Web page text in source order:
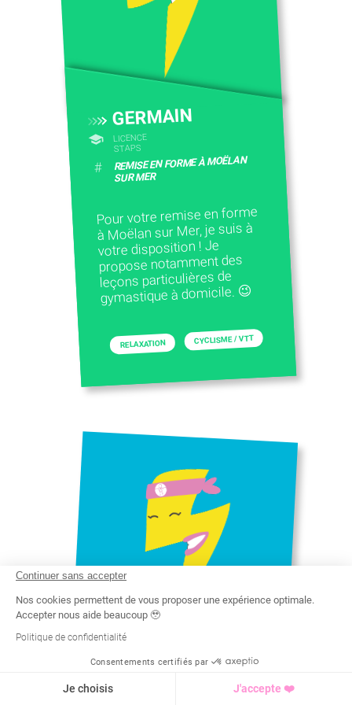
CONTACTEZ-NOUS
GERMAIN
LICENCE
STAPS
# REMISE EN FORME À MOËLAN
SUR MER
Pour votre remise en forme
à Moëlan sur Mer, je suis à
votre disposition ! Je
propose notamment des
leçons particulières de
gymastique à domicile. 😉
RELAXATION CYCLISME / VTT
JULIETTE
Continuer sans accepter
Nos cookies permettent de vous proposer une expérience optimale.
Accepter nous aide beaucoup 🥹
Politique de confidentialité
Consentements certifiés par
Je choisis J'accepte ❤️